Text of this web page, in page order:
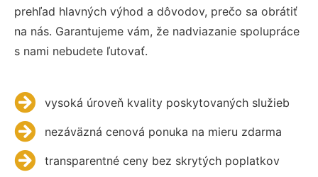
prehľad hlavných výhod a dôvodov, prečo sa obrátiť
na nás. Garantujeme vám, že nadviazanie spolupráce
s nami nebudete ľutovať.
vysoká úroveň kvality poskytovaných služieb
nezáväzná cenová ponuka na mieru zdarma
transparentné ceny bez skrytých poplatkov